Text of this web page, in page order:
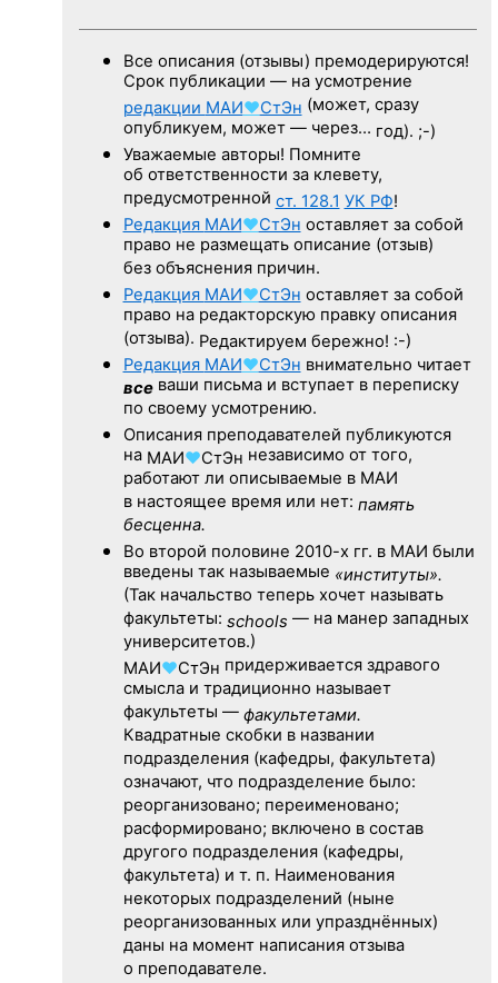
Все описания (отзывы) премодерируются!
Срок публикации — на усмотрение
редакции МАИ♥СтЭн (может, сразу
опубликуем, может — через… год). ;-)
Уважаемые авторы! Помните
об ответственности за клевету,
предусмотренной ст. 128.1 УК РФ!
Редакция МАИ♥СтЭн оставляет за собой
право не размещать описание (отзыв)
без объяснения причин.
Редакция МАИ♥СтЭн оставляет за собой
право на редакторскую правку описания
(отзыва). Редактируем бережно! :-)
Редакция МАИ♥СтЭн внимательно читает
всеваши письма и вступает в переписку
по своему усмотрению.
Описания преподавателей публикуются
на МАИ♥СтЭн независимо от того,
работают ли описываемые в МАИ
в настоящее время или нет: память
бесценна.
Во второй половине 2010-х гг. в МАИ были
введены так называемые «институты».
(Так начальство теперь хочет называть
факультеты: schools — на манер западных
университетов.)
МАИ♥СтЭн придерживается здравого
смысла и традиционно называет
факультеты — факультетами.
Квадратные скобки в названии
подразделения (кафедры, факультета)
означают, что подразделение было:
реорганизовано; переименовано;
расформировано; включено в состав
другого подразделения (кафедры,
факультета) и т. п. Наименования
некоторых подразделений (ныне
реорганизованных или упразднённых)
даны на момент написания отзыва
о преподавателе.